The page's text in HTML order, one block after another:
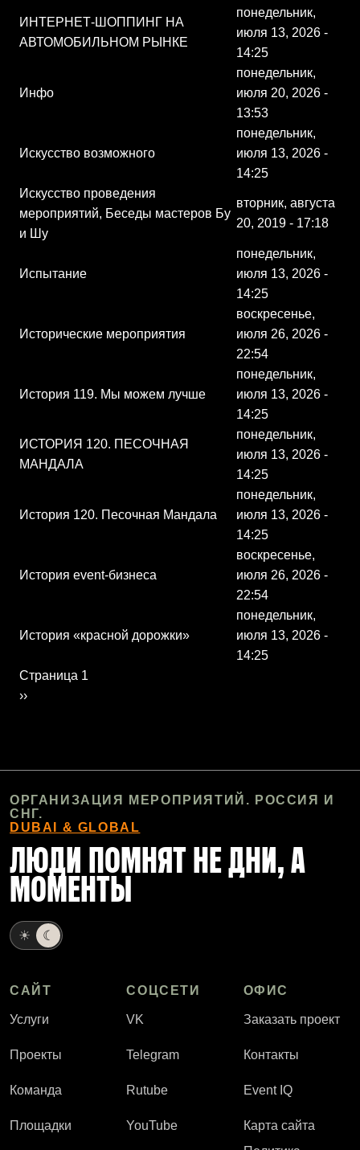
ИНТЕРНЕТ-ШОППИНГ НА
АВТОМОБИЛЬНОМ РЫНКЕ
понедельник,
июля 13, 2026 -
14:25
Инфо
понедельник,
июля 20, 2026 -
13:53
Искусство возможного
понедельник,
июля 13, 2026 -
14:25
Искусство проведения
мероприятий, Беседы мастеров Бу
и Шу
вторник, августа
20, 2019 - 17:18
Испытание
понедельник,
июля 13, 2026 -
14:25
Исторические мероприятия
воскресенье,
июля 26, 2026 -
22:54
История 119. Мы можем лучше
понедельник,
июля 13, 2026 -
14:25
ИСТОРИЯ 120. ПЕСОЧНАЯ
МАНДАЛА
понедельник,
июля 13, 2026 -
14:25
История 120. Песочная Мандала
понедельник,
июля 13, 2026 -
14:25
История event-бизнеса
воскресенье,
июля 26, 2026 -
22:54
История «красной дорожки»
понедельник,
июля 13, 2026 -
14:25
Нумерация страниц
Страница 1
Следующая страница
››
ОРГАНИЗАЦИЯ МЕРОПРИЯТИЙ. РОССИЯ И
СНГ.
DUBAI & GLOBAL
ЛЮДИ ПОМНЯТ НЕ ДНИ, А
МОМЕНТЫ
☀ ☾
САЙТ
Услуги
Проекты
Команда
Площадки
СОЦСЕТИ
VK
Telegram
Rutube
YouTube
ОФИС
Заказать проект
Контакты
Event IQ
Карта сайта